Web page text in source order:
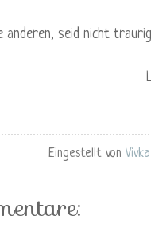
anderen, seid nicht
Eingestellt von